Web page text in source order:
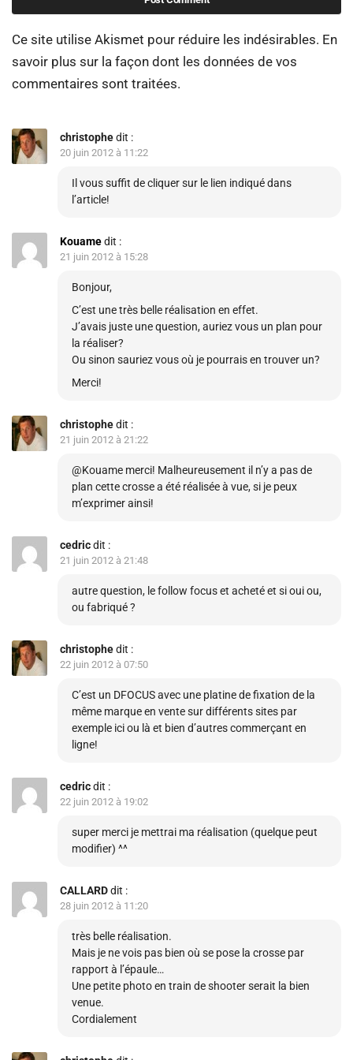
Ce site utilise Akismet pour réduire les indésirables. En
savoir plus sur la façon dont les données de vos
commentaires sont traitées.
christophedit :
20 juin 2012 à 11:22
Il vous suffit de cliquer sur le lien indiqué dans
l’article!
Kouamedit :
21 juin 2012 à 15:28
Bonjour,
C’est une très belle réalisation en effet.
J’avais juste une question, auriez vous un plan pour
la réaliser?
Ou sinon sauriez vous où je pourrais en trouver un?
Merci!
christophedit :
21 juin 2012 à 21:22
@Kouame merci! Malheureusement il n’y a pas de
plan cette crosse a été réalisée à vue, si je peux
m’exprimer ainsi!
cedricdit :
21 juin 2012 à 21:48
autre question, le follow focus et acheté et si oui ou,
ou fabriqué ?
christophedit :
22 juin 2012 à 07:50
C’est un DFOCUS avec une platine de fixation de la
même marque en vente sur différents sites par
exemple ici ou là et bien d’autres commerçant en
ligne!
cedricdit :
22 juin 2012 à 19:02
super merci je mettrai ma réalisation (quelque peut
modifier) ^^
CALLARDdit :
28 juin 2012 à 11:20
très belle réalisation.
Mais je ne vois pas bien où se pose la crosse par
rapport à l’épaule…
Une petite photo en train de shooter serait la bien
venue.
Cordialement